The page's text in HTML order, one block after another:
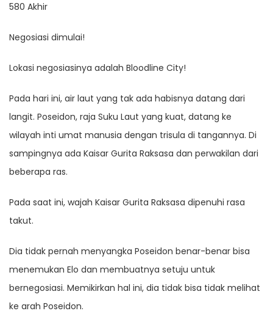
580 Akhir
Negosiasi dimulai!
Lokasi negosiasinya adalah Bloodline City!
Pada hari ini, air laut yang tak ada habisnya datang dari
langit. Poseidon, raja Suku Laut yang kuat, datang ke
wilayah inti umat manusia dengan trisula di tangannya. Di
sampingnya ada Kaisar Gurita Raksasa dan perwakilan dari
beberapa ras.
Pada saat ini, wajah Kaisar Gurita Raksasa dipenuhi rasa
takut.
Dia tidak pernah menyangka Poseidon benar-benar bisa
menemukan Elo dan membuatnya setuju untuk
bernegosiasi. Memikirkan hal ini, dia tidak bisa tidak melihat
ke arah Poseidon.